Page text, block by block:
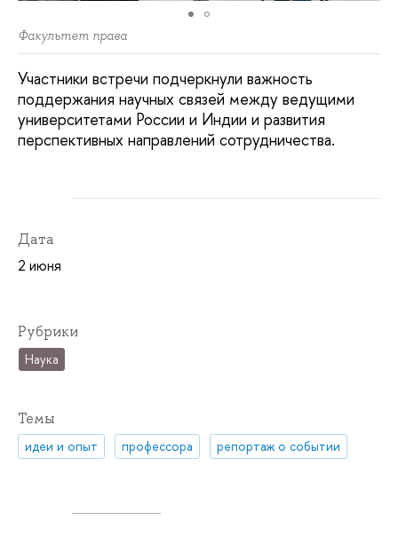
Факультет права
Участники встречи подчеркнули важность
поддержания научных связей между ведущими
университетами России и Индии и развития
перспективных направлений сотрудничества.
Дата
2 июня
Рубрики
Наука
Темы
идеи и опыт профессора репортаж о событии